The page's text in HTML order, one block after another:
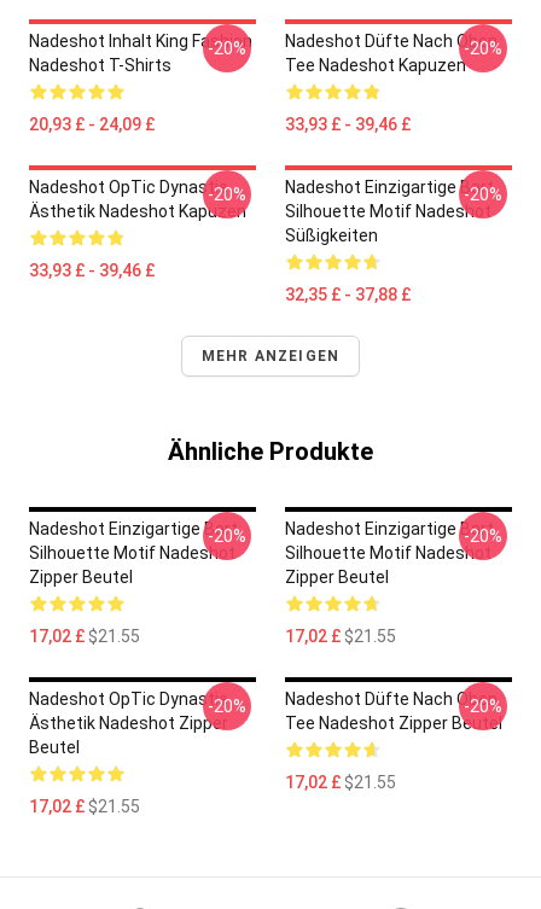
Nadeshot Inhalt King Fashion
Nadeshot T-Shirts
20,93 £ - 24,09 £
-20%
Nadeshot Düfte Nach Oben
Tee Nadeshot Kapuzen
33,93 £ - 39,46 £
-20%
Nadeshot OpTic Dynastie
Ästhetik Nadeshot Kapuzen
33,93 £ - 39,46 £
-20%
Nadeshot Einzigartige Bart
Silhouette Motif Nadeshot
Süßigkeiten
32,35 £ - 37,88 £
-20%
MEHR ANZEIGEN
Ähnliche Produkte
Nadeshot Einzigartige Bart
Silhouette Motif Nadeshot
Zipper Beutel
17,02 £$21.55
-20%
Nadeshot Einzigartige Bart
Silhouette Motif Nadeshot
Zipper Beutel
17,02 £$21.55
-20%
Nadeshot OpTic Dynastie
Ästhetik Nadeshot Zipper
Beutel
17,02 £$21.55
-20%
Nadeshot Düfte Nach Oben
Tee Nadeshot Zipper Beutel
17,02 £$21.55
-20%